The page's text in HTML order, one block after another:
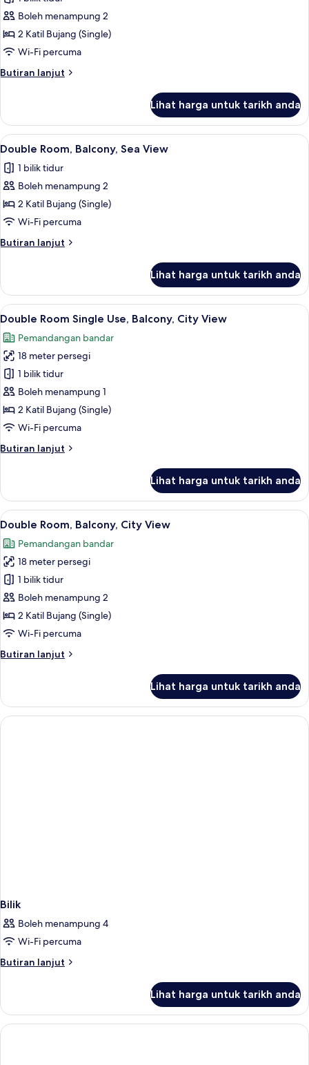
Suite,
Terrace,
Sea
Boleh menampung 2
2 Katil Bujang (Single)
Wi-Fi percuma
Butiran lanjut
Butiran
Suite,
Terrace,
Sea
Lihat harga untuk tarikh anda
Lihat
semua
foto
untuk
Double
Room,
Balcony,
Sea
Double Room, Balcony, Sea View |
12
Double Room, Balcony, Sea View
1 bilik tidur
Boleh menampung 2
2 Katil Bujang (Single)
Wi-Fi percuma
Butiran lanjut
Butiran
Room,
Balcony,
Sea
Lihat harga untuk tarikh anda
Lihat
semua
foto
untuk
Double
Room
Single
Use,
Balcony,
City
Peralatan tempat tidur premium, bar
14
Double Room Single Use, Balcony, City View
Pemandangan bandar
18 meter persegi
1 bilik tidur
Boleh menampung 1
2 Katil Bujang (Single)
Wi-Fi percuma
Butiran lanjut
Butiran
Room
Single
Use,
City
View
Lihat harga untuk tarikh anda
Lihat
semua
foto
untuk
Double
Room,
Balcony,
City
Peralatan tempat tidur premium, bar
14
Double Room, Balcony, City View
Pemandangan bandar
18 meter persegi
1 bilik tidur
Boleh menampung 2
2 Katil Bujang (Single)
Wi-Fi percuma
Butiran lanjut
Butiran
Room,
Balcony,
City
Lihat harga untuk tarikh anda
Bilik
Boleh menampung 4
Wi-Fi percuma
Butiran lanjut
Butiran
Lihat harga untuk tarikh anda